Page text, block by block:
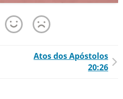
Atos dos Apóstolos
20:26